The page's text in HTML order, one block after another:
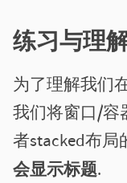
练习与理
为了理解我们
我们将窗口/容
者stacked布局
会显示标题.